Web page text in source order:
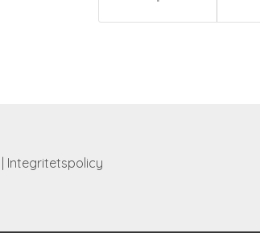
| Integritetspolicy